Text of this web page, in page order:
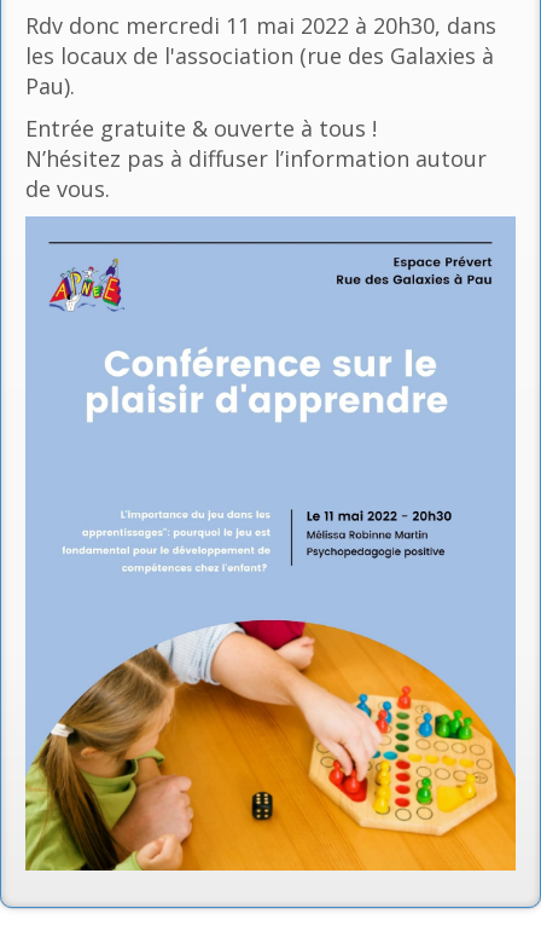
Rdv donc mercredi 11 mai 2022 à 20h30, dans
les locaux de l'association (rue des Galaxies à
Pau).
Entrée gratuite & ouverte à tous !
N’hésitez pas à diffuser l’information autour
de vous.